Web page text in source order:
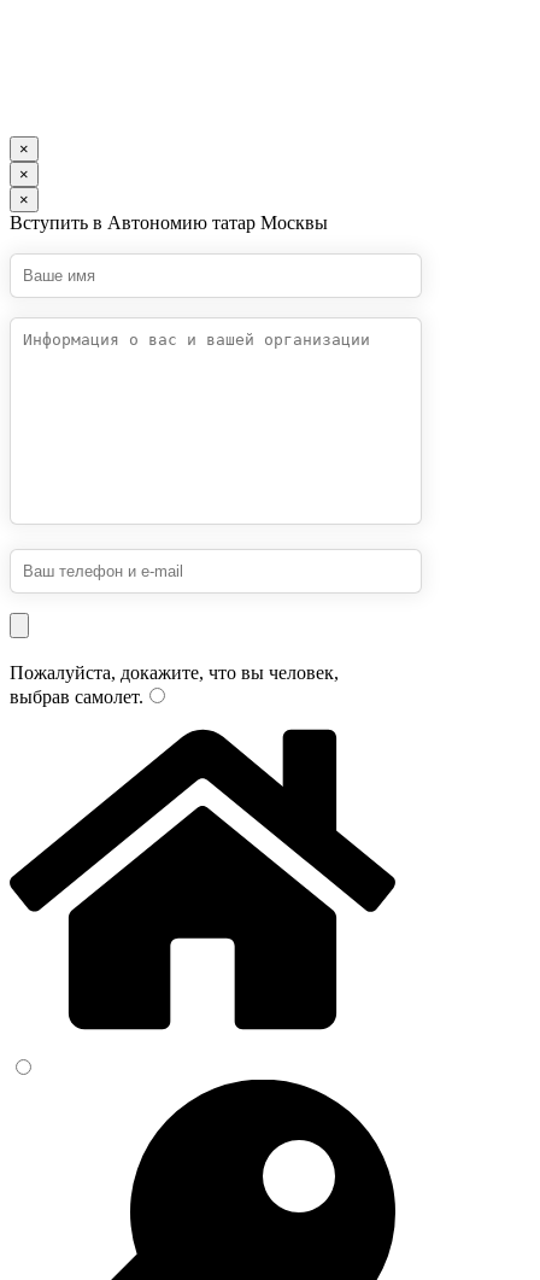
×
×
×
Вступить в Автономию татар Москвы
Пожалуйста, докажите, что вы человек,
выбрав самолет.